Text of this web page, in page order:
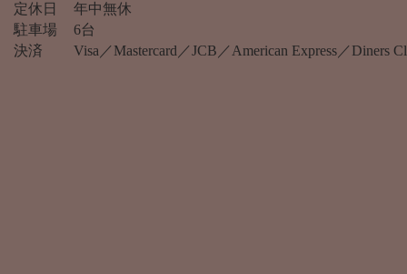
定休日
年中無休
駐車場
6台
決済
Visa／Mastercard／JCB／American Express／Diners